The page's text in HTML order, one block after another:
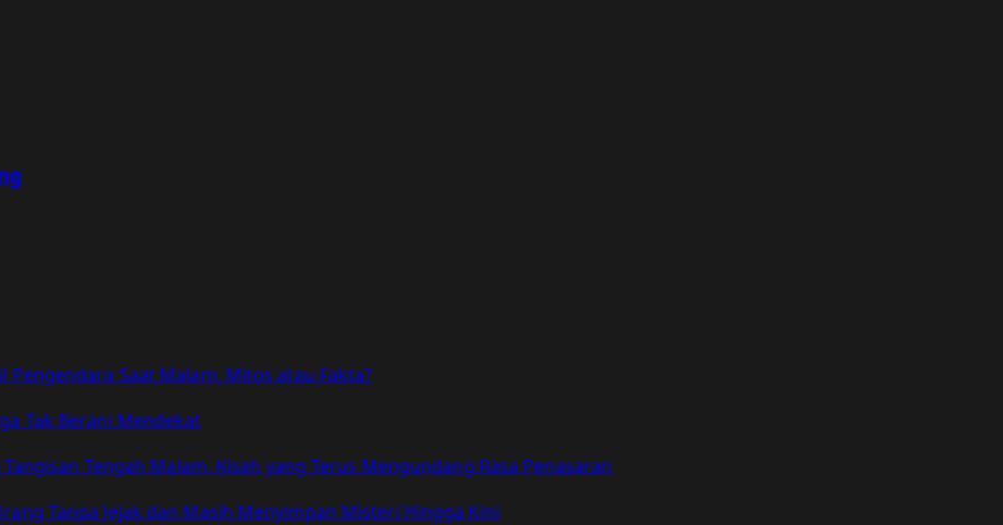
Saat Malam, Mitos atau Fakta?
Tak Berani Mendekat
Tengah Malam, Kisah yang Terus Mengundang Rasa Penasaran
Tanpa Jejak dan Masih Menyimpan Misteri Hingga Kini